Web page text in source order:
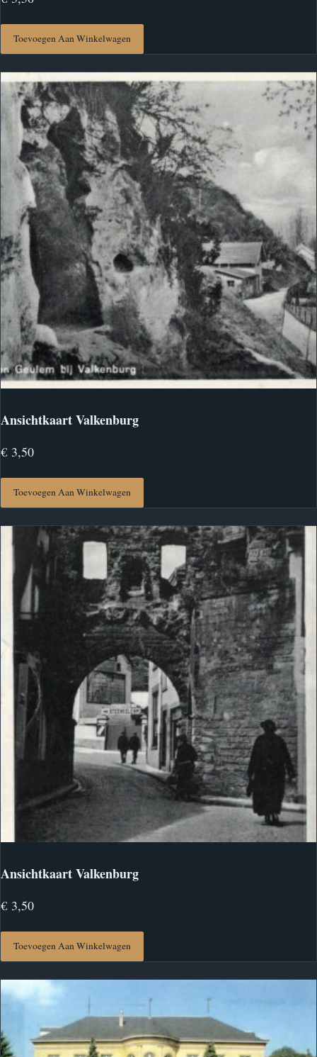
Toevoegen Aan Winkelwagen
Ansichtkaart Valkenburg
€ 3,50
Toevoegen Aan Winkelwagen
Ansichtkaart Valkenburg
€ 3,50
Toevoegen Aan Winkelwagen